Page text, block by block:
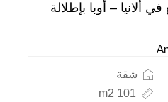
2+1 للبيع في ألانيا – أوبا بإطلالة
شقة
101 m2